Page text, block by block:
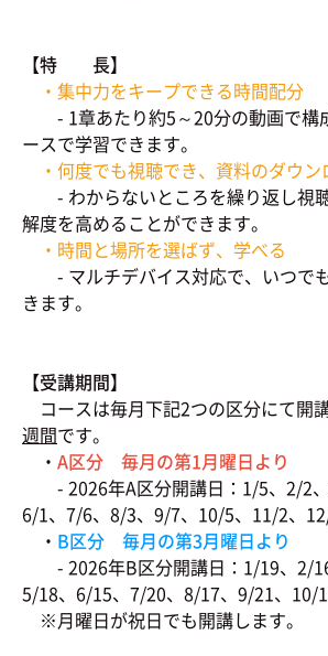
【特 長】
・集中力をキープできる時間配分
- 1章あたり約5～20分の動画で構
ースで学習できます。
・何度でも視聴でき、資料のダウ
- わからないところを繰り返し視
解度を高めることができます。
・時間と場所を選ばず、学べる
- マルチデバイス対応で、いつで
きます。
【受講期間】
コースは毎月下記2つの区分にて開
週間です。
・ A区分 毎月の第1月曜日より
- 2026年A区分開講日：1/5、2/2、
6/1、7/6、8/3、9/7、10/5、11/2、
・ B区分 毎月の第3月曜日より
- 2026年B区分開講日：1/19、2/16
5/18、6/15、7/20、8/17、9/21、10/
※月曜日が祝日でも開講します。